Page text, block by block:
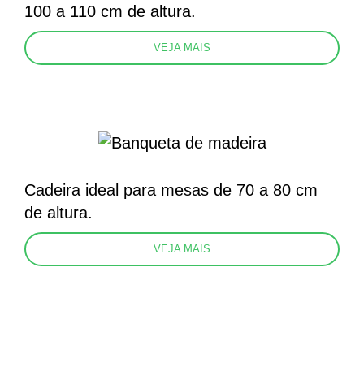
100 a 110 cm de altura.
VEJA MAIS
Cadeira ideal para mesas de 70 a 80 cm
de altura.
VEJA MAIS